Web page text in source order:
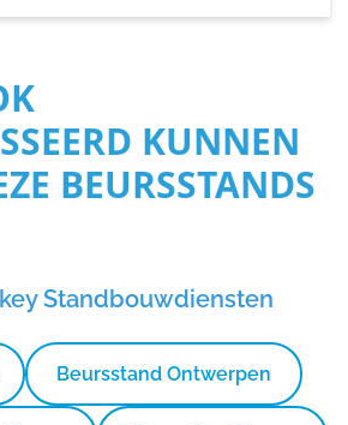
KUNNEN
BEURSSTANDS
Standbouwdiensten
Beursstand Ontwerpen